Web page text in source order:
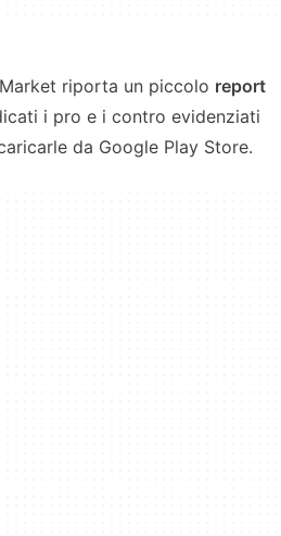
riporta un piccolo report
i pro e i contro evidenziati
da Google Play Store.